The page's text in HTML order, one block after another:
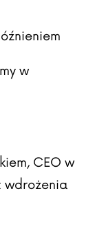
w
CEO w
wdrożenia